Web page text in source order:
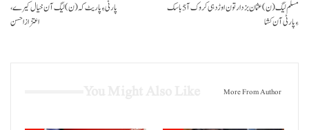
پارٹی ءِ پاریٹ کہ (ن) لیگ آن خیال کیرے،
مسلم لیگ (ن) عثمان بزدار تون اوڑدہی کروک آ 5 باسک
ءِ پارٹی آن کشا
More From Author